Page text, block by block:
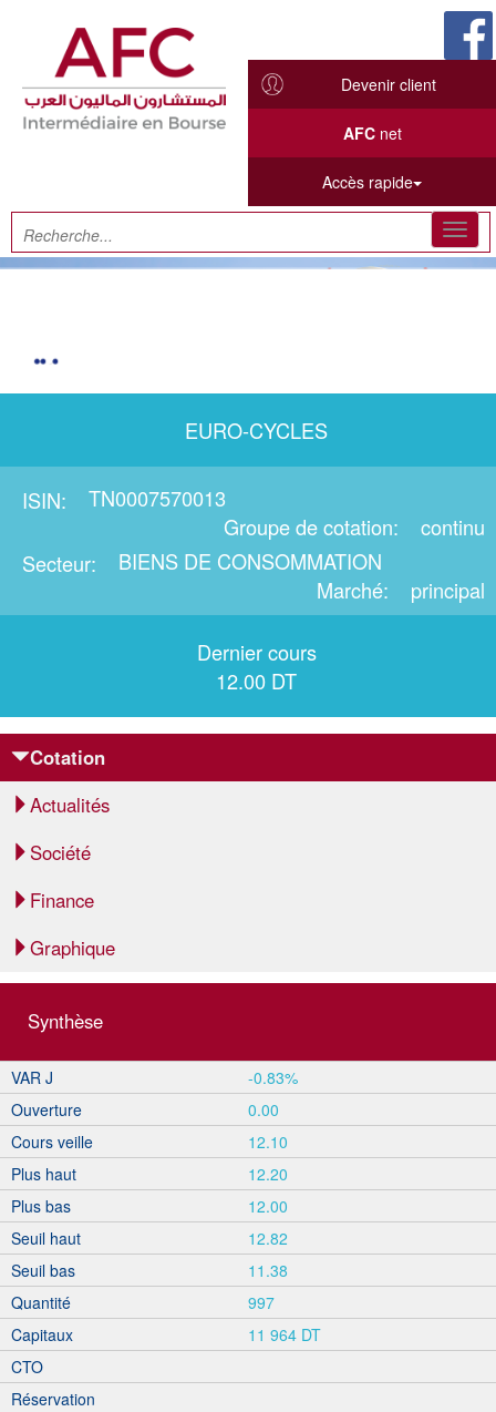
Devenir client
AFCnet
Accès rapide
EURO-CYCLES
ISIN
TN0007570013
Groupe de cotation
continu
Secteur
BIENS DE CONSOMMATION
Marché
principal
Dernier cours
12.00 DT
Cotation
Actualités
Société
Finance
Graphique
Synthèse
VAR J
-0.83%
Ouverture
0.00
Cours veille
12.10
Plus haut
12.20
Plus bas
12.00
Seuil haut
12.82
Seuil bas
11.38
Quantité
997
Capitaux
11 964 DT
CTO
Réservation